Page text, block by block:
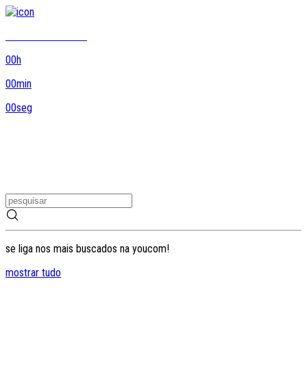
00h
00min
00seg
se liga nos mais buscados na youcom!
mostrar tudo